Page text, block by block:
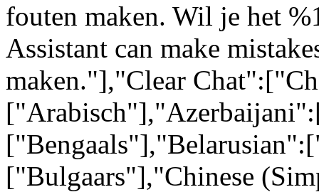
fouten maken. Wil je het
Assistant can make
maken."],"Clear
["Bulgaars"],"Chinese